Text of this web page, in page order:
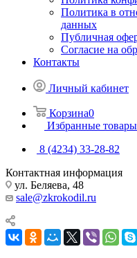
Политика в
данных
Публичная
Согласие на
Контакты
Личный кабинет
Корзина0
Избранные товары
8 (4234) 33-28-82
Контактная информация
ул. Беляева, 48
sale@zkrokodil.ru